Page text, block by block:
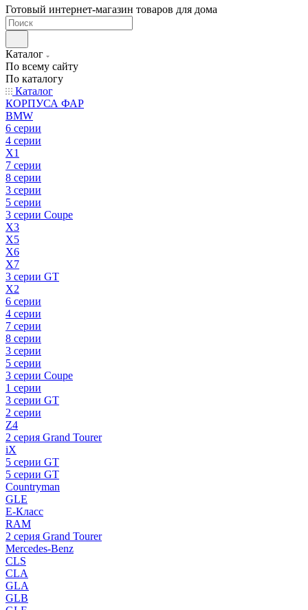
Готовый интернет-магазин товаров для дома
Каталог
По всему сайту
По каталогу
Каталог
КОРПУСА ФАР
BMW
6 серии
4 серии
X1
7 серии
8 серии
3 серии
5 серии
3 серии Coupe
X3
X5
X6
X7
3 серии GT
X2
6 серии
4 серии
7 серии
8 серии
3 серии
5 серии
3 серии Coupe
1 серии
3 серии GT
2 серии
Z4
2 серия Grand Tourer
iX
5 серии GT
5 серии GT
Countryman
GLE
E-Класс
RAM
2 серия Grand Tourer
Mercedes-Benz
CLS
CLA
GLA
GLB